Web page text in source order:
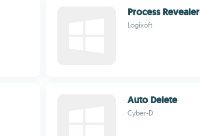
Process Revealer
Logixoft
Auto Delete
Cyber-D